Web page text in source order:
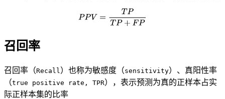
召回率
召回率（Recall ）也称为敏感度（sensitivity）、真阳性率
（true positive rate, TPR），表示预测为真的正样本占实
际正样本集的比率